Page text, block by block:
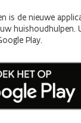
is de nieuwe
huishoudhulpen.
Play.